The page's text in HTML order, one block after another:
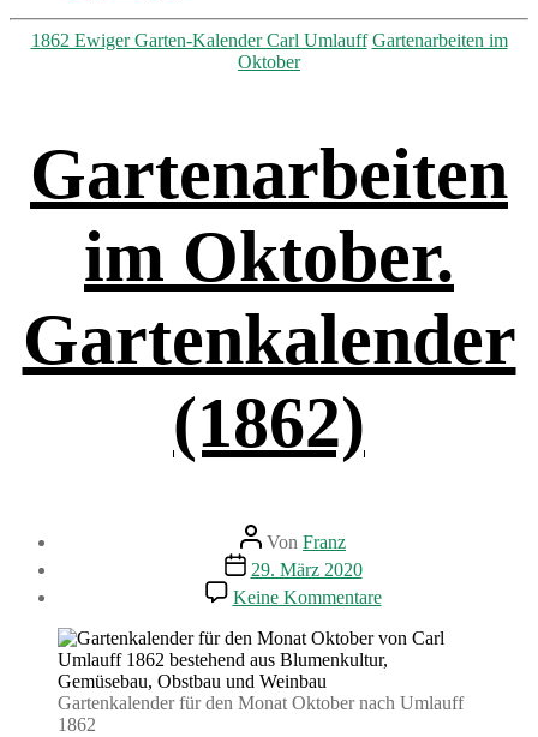
Kategorien
1862 Ewiger Garten-Kalender Carl Umlauff Gartenarbeiten im
Oktober
Gartenarbeiten
im Oktober.
Gartenkalender
(1862)
Beitragsautor
Von Franz
Beitragsdatum
29. März 2020
Keine Kommentarezu
Gartenarbeiten
im
Oktober.
(1862)
Gartenkalender für den Monat Oktober nach Umlauff
1862